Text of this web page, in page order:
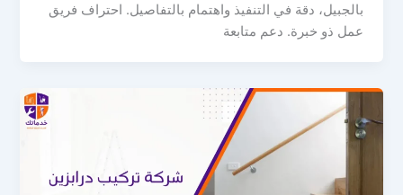
بالجبيل، دقة في التنفيذ واهتمام بالتفاصيل. احتراف فريق
عمل ذو خبرة. دعم متابعة